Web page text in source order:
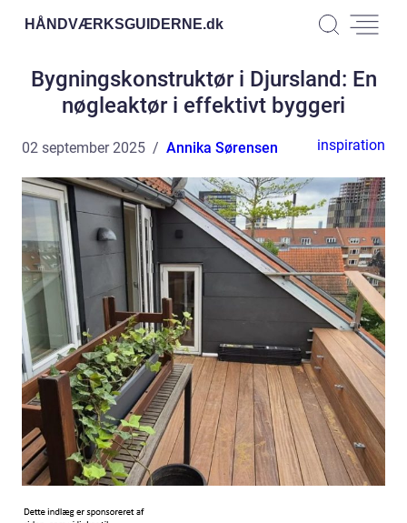
HÅNDVÆRKSGUIDERNE.dk
Bygningskonstruktør i Djursland: En
nøgleaktør i effektivt byggeri
02 september 2025 Annika Sørensen inspiration